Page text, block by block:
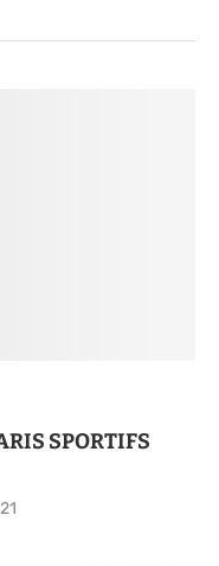
SPORTIFS